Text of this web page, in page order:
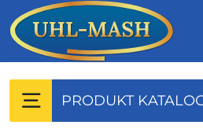
PRODUKT